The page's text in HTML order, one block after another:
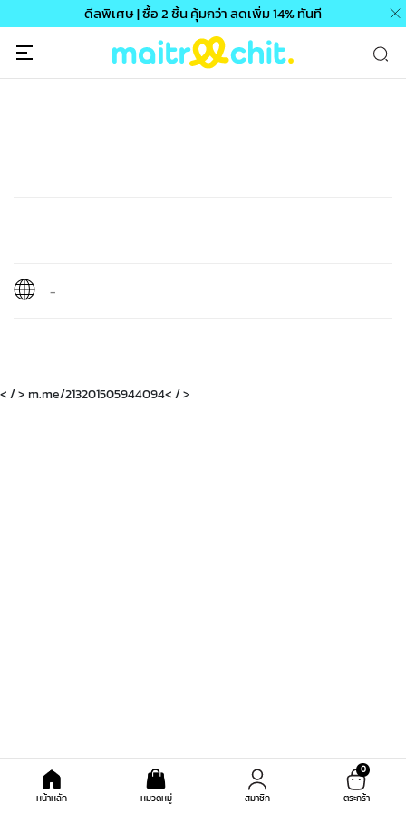
ดีลพิเศษ | ซื้อ 2 ชิ้น คุ้มกว่า ลดเพิ่ม 14% ทันที
หน้าหลัก หมวดหมู่ สมาชิก
0
ตระกร้า
-
< / > m.me/213201505944094< / >